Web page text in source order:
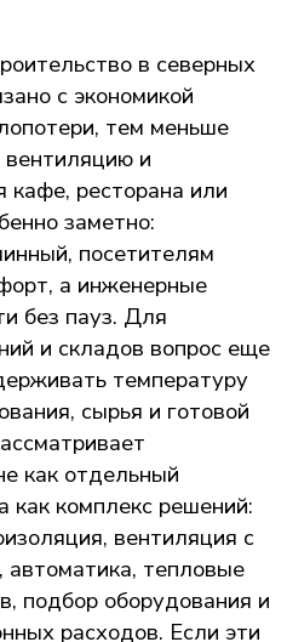
в северных
с экономикой
тем меньше
вентиляцию и
кафе, ресторана или
заметно:
посетителям
а инженерные
без пауз. Для
и складов вопрос еще
температуру
сырья и готовой
как отдельный
как комплекс решений:
вентиляция с
тепловые
подбор оборудования и
расходов. Если эти